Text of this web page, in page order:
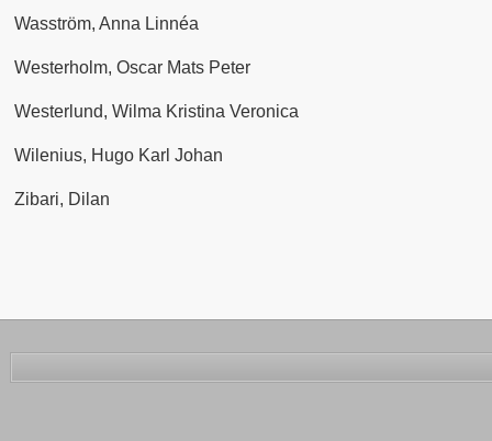
Wasström, Anna Linnéa
Westerholm, Oscar Mats Peter
Westerlund, Wilma Kristina Veronica
Wilenius, Hugo Karl Johan
Zibari, Dilan